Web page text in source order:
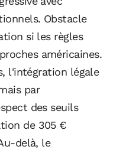
Obstacle
si les règles
américaines.
l'intégration légale
par
des seuils
de 305 €
delà, le